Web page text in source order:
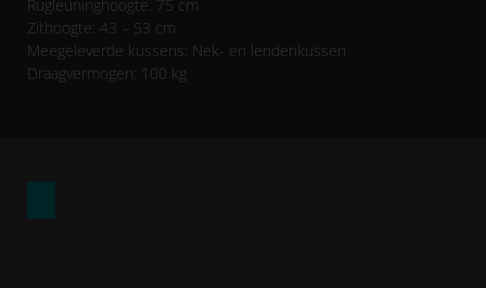
Rugleuninghoogte: 75 cm
Zithoogte: 43 – 53 cm
Meegeleverde kussens: Nek- en lendenkussen
Draagvermogen: 100 kg